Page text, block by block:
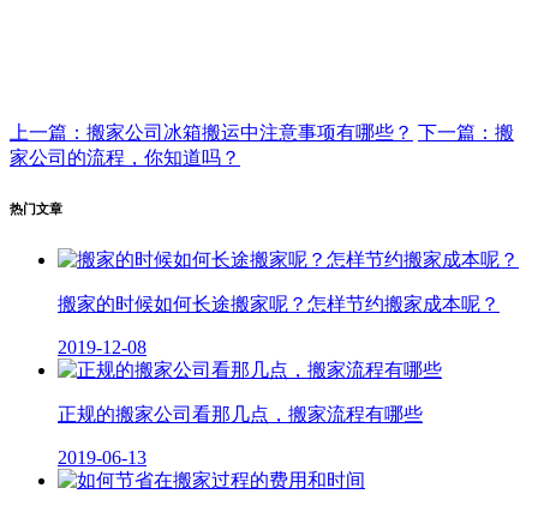
上一篇：搬家公司冰箱搬运中注意事项有哪些？ 下一篇：搬
家公司的流程，你知道吗？
热门文章
搬家的时候如何长途搬家呢？怎样节约搬家成本呢？
2019-12-08
正规的搬家公司看那几点，搬家流程有哪些
2019-06-13